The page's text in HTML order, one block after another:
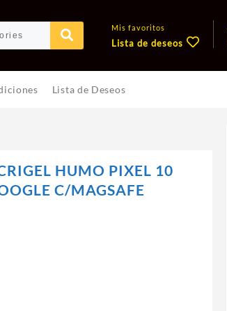
Mis favoritos
Lista de deseos
Lista de Deseos
HUMO PIXEL 10
C/MAGSAFE